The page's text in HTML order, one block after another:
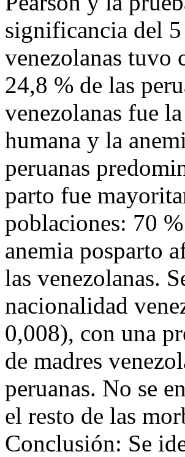
significancia del 5
venezolanas tuvo
24,8 % de las
venezolanas fue
humana y la
peruanas
parto fue
poblaciones: 70
anemia posparto
las venezolanas.
nacionalidad
0,008), con una
de madres
peruanas. No se
el resto de las
Conclusión: Se